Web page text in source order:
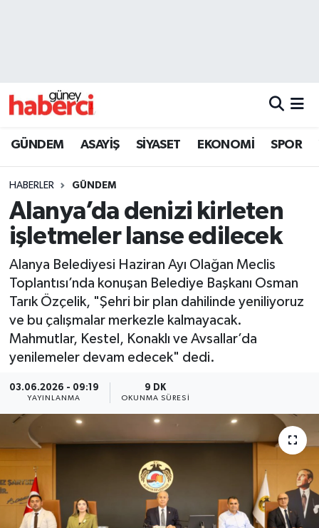
GÜNDEM ASAYİŞ SİYASET EKONOMİ SPOR
HABERLER GÜNDEM
Alanya’da denizi kirleten
işletmeler lanse edilecek
Alanya Belediyesi Haziran Ayı Olağan Meclis
Toplantısı’nda konuşan Belediye Başkanı Osman
Tarık Özçelik, "Şehri bir plan dahilinde yeniliyoruz
ve bu çalışmalar merkezle kalmayacak.
Mahmutlar, Kestel, Konaklı ve Avsallar’da
yenilemeler devam edecek" dedi.
03.06.2026 - 09:19
YAYINLANMA
9 DK
OKUNMA SÜRESI
Beyoğlu Trafik Yoğunluk Haritası
Son Dakika Haberleri
Haber Arşivi